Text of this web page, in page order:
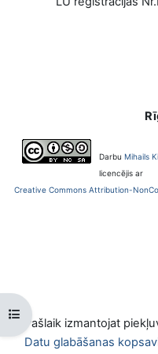
Atvērt kursu indeksu
Darbu Mihails
licencējis ar
Creative Commons Attribution-
Pašlaik izmantojat
Datu glabāšanas